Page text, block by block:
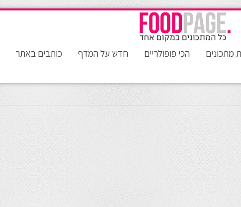
מתכונים הכי פופולריים חדש על המדף כותבים באתר